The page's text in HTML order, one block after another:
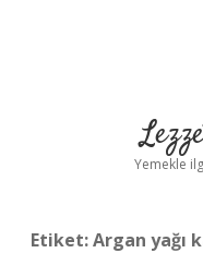
Yemekle
Etiket:Argan yağı